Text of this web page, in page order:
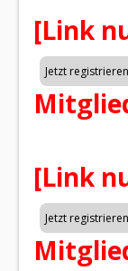
[Link
[Link